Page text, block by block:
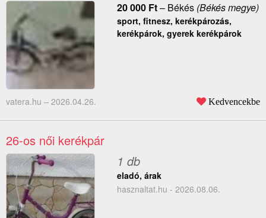
20 000 Ft– Békés(Békés megye)
sport, fitnesz, kerékpározás,
kerékpárok, gyerek kerékpárok
vatera.hu – 2026.04.26. Kedvencekbe
26-os női kerékpár
1 db
eladó, árak
hasznaltat.hu - 2026.08.06.